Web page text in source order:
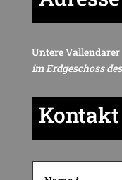
Untere Vallendarer
im Erdgeschoss
Kontakt